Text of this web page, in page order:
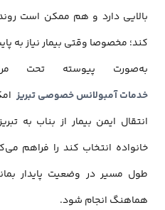
بالایی دارد و هم ممکن است
کند؛ مخصوصا وقتی بیمار نیاز به
به‌صورت پیوسته تحت
خدمات آمبولانس خصوصی تبریز
انتقال ایمن بیمار از بناب به
خانواده انتخاب کند را فراهم
طول مسیر در وضعیت پایدار
هماهنگ انجام شود.